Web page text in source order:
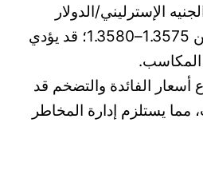
الإسترليني/الدولار
الأمريكي بالقرب من 1.3575–1.3580؛ قد يؤدي
المكاسب.
أسعار الفائدة والتضخم قد
مما يستلزم إدارة المخاطر